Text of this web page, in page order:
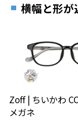
横幅と形が
Zoff | ちいかわ
メガネ